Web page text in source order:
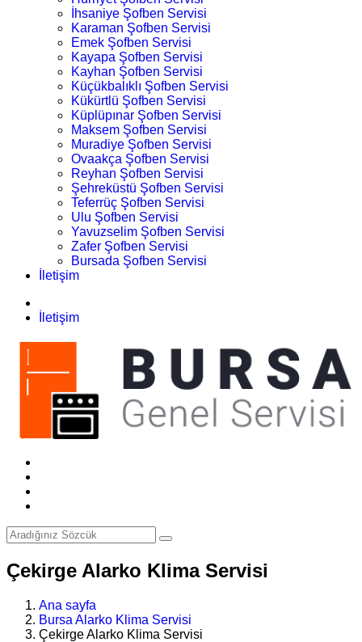
İhsaniye Şofben Servisi
Karaman Şofben Servisi
Emek Şofben Servisi
Kayapa Şofben Servisi
Kayhan Şofben Servisi
Küçükbalıklı Şofben Servisi
Kükürtlü Şofben Servisi
Küplüpınar Şofben Servisi
Maksem Şofben Servisi
Muradiye Şofben Servisi
Ovaakça Şofben Servisi
Reyhan Şofben Servisi
Şehreküstü Şofben Servisi
Teferrüç Şofben Servisi
Ulu Şofben Servisi
Yavuzselim Şofben Servisi
Zafer Şofben Servisi
Bursada Şofben Servisi
İletişim
İletişim
Çekirge Alarko Klima Servisi
Ana sayfa
Bursa Alarko Klima Servisi
Çekirge Alarko Klima Servisi